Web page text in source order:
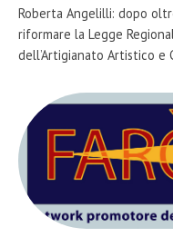
Roberta Angelilli: dopo
riformare la Legge
dell’Artigianato Artistico e